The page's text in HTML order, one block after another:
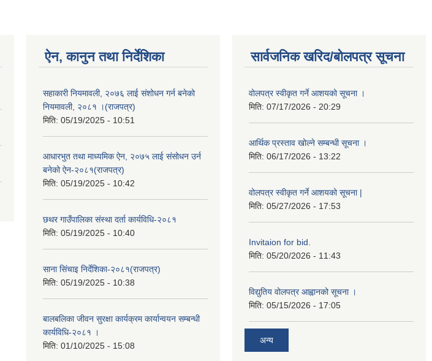
ऐन, कानुन तथा निर्देशिका
सहाकारी नियमावली, २०७६ लाई संशोधन गर्न बनेको
नियमावली, २०८१ ।(राजपत्र)
मिति: 05/19/2025 - 10:51
आधारभुत तथा माध्यमिक ऐन, २०७५ लाई संसोधन उर्न
बनेको ऐन-२०८१(राजपत्र)
मिति: 05/19/2025 - 10:42
छथर गाउँपालिका संस्था दर्ता कार्यविधि-२०८१
मिति: 05/19/2025 - 10:40
साना सिंचाइ निर्देशिका-२०८१(राजपत्र)
मिति: 05/19/2025 - 10:38
बालबलिका जीवन सुरक्षा कार्यक्रम कार्यान्वयन सम्बन्धी
कार्यविधि-२०८१ ।
मिति: 01/10/2025 - 15:08
सार्वजनिक खरिद/बोलपत्र सूचना
वोलपत्र स्वीकृत गर्ने आशयको सूचना ।
मिति: 07/17/2026 - 20:29
आर्थिक प्रस्ताव खोल्ने सम्बन्धी सूचना ।
मिति: 06/17/2026 - 13:22
वोलपत्र स्वीकृत गर्ने आशयको सूचना |
मिति: 05/27/2026 - 17:53
Invitaion for bid.
मिति: 05/20/2026 - 11:43
विद्युतिय वोलपत्र आह्वानको सूचना ।
मिति: 05/15/2026 - 17:05
अन्य